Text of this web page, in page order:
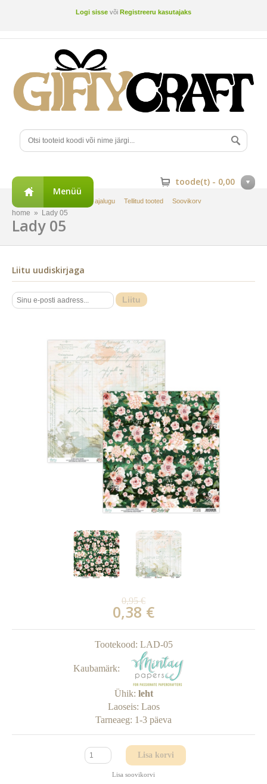
Logi sisse või Registreeru kasutajaks
toode(t) - 0,00
Tellimuste ajalugu Tellitud tooted Soovikorv
Menüü
home » Lady 05
Lady 05
Liitu uudiskirjaga
Liitu
0,95 €
0,38 €
Tootekood: LAD-05
Kaubamärk:
Ühik: leht
Laoseis: Laos
Tarneaeg: 1-3 päeva
Lisa korvi
Lisa soovikorvi